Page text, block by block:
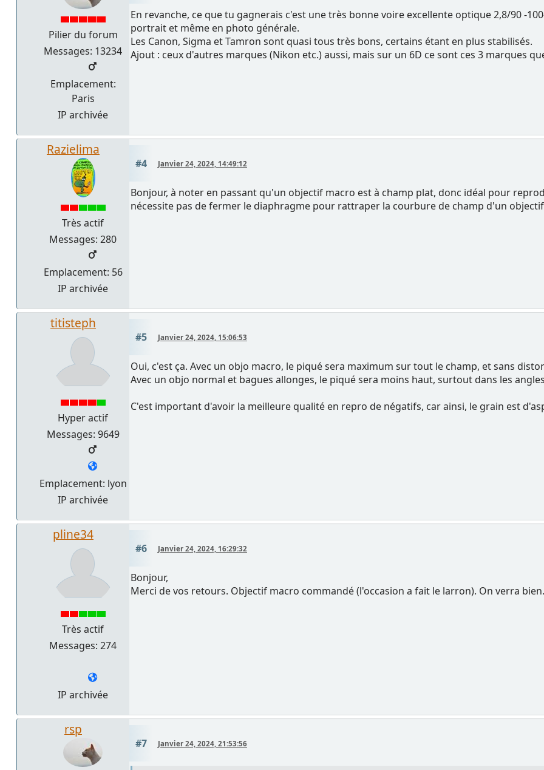
Pilier du forum
Messages: 13234
Emplacement:
Paris
IP archivée
En revanche, ce que tu gagnerais c'est une très bonne voire excellente optique 2,8/90 -
portrait et même en photo générale.
Les Canon, Sigma et Tamron sont quasi tous très bons, certains étant en plus stabilisés.
Ajout : ceux d'autres marques (Nikon etc.) aussi, mais sur un 6D ce sont ces 3 marques
Razielima
Très actif
Messages: 280
Emplacement: 56
IP archivée
#4 Janvier 24, 2024, 14:49:12
Bonjour, à noter en passant qu'un objectif macro est à champ plat, donc idéal pour
nécessite pas de fermer le diaphragme pour rattraper la courbure de champ d'un
titisteph
Hyper actif
Messages: 9649
Emplacement: lyon
IP archivée
#5 Janvier 24, 2024, 15:06:53
Oui, c'est ça. Avec un objo macro, le piqué sera maximum sur tout le champ, et sans
Avec un objo normal et bagues allonges, le piqué sera moins haut, surtout dans les
C'est important d'avoir la meilleure qualité en repro de négatifs, car ainsi, le grain est
pline34
Très actif
Messages: 274
IP archivée
#6 Janvier 24, 2024, 16:29:32
Bonjour,
Merci de vos retours. Objectif macro commandé (l'occasion a fait le larron). On verra bien.
rsp
#7 Janvier 24, 2024, 21:53:56